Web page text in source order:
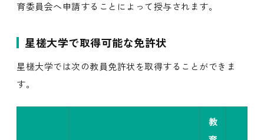
育委員会へ申請することによって授与されます。
星槎大学で取得可能な免許状
星槎大学では次の教員免許状を取得することができま
す。
教